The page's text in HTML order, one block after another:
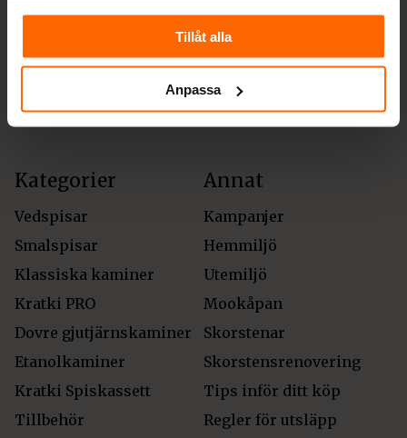
Tillåt alla
Anpassa
Fraktalternativ
Kategorier
Vedspisar
Smalspisar
Klassiska kaminer
Kratki PRO
Dovre gjutjärnskaminer
Etanolkaminer
Kratki Spiskassett
Tillbehör
Annat
Kampanjer
Hemmiljö
Utemiljö
Mookåpan
Skorstenar
Skorstensrenovering
Tips inför ditt köp
Regler för utsläpp